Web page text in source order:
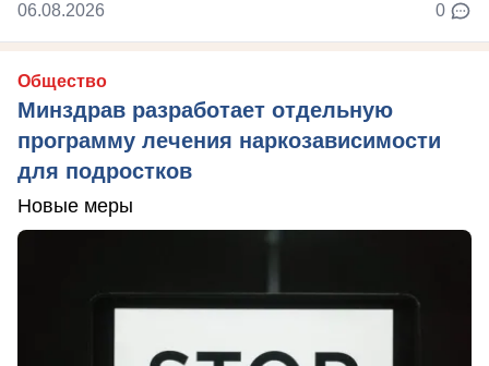
06.08.2026 0
Общество
Минздрав разработает отдельную
программу лечения наркозависимости
для подростков
Новые меры